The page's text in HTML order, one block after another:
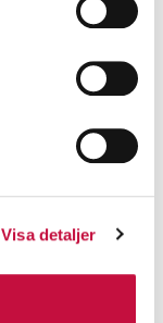
Visa detaljer